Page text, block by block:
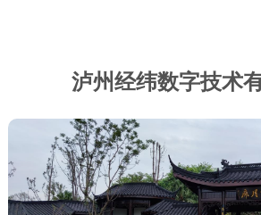
泸州经纬数字技术